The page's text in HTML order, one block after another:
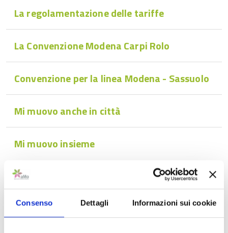
Consenso Dettagli Informazioni sui cookie
La regolamentazione delle tariffe
La Convenzione Modena Carpi Rolo
Convenzione per la linea Modena - Sassuolo
Mi muovo anche in città
Mi muovo insieme
Condividi